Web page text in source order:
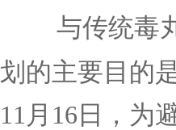
与传统毒
划的主要目的
11 月 16 日，为